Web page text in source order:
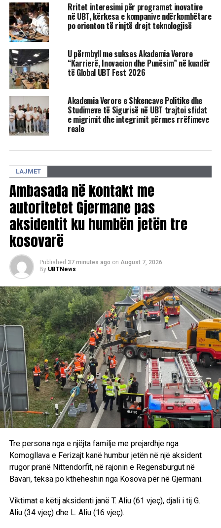
mësimor. Përmes angazhimit në projekte kërkimore dhe
publikimeve në revista të njohura ndërkombëtare,
studentët e UBT-së kanë mundësinë të kontribuojnë në
shkencor global.
Publikimi në një revistë të indeksuar në Scopus konfirmon
standardet e larta akademike të punimit dhe rëndësinë e
bashkëpunimit ndërmjet studentëve dhe profesorëve në
zhvillimin e kërkimit shkencor.
UP NEXT
Haxhiu: Kosovës duhet t’i hapet rruga drejt negociatave
për anëtarësim në BE
DON'T MISS
Profesoresha e UBT-së, Miranda Sejdiu Abazi, publikon
studime shkencore mbi ortodoncinë dhe inteligjencën
artificiale në revista ndërkombëtare
Rritet interesimi për programet inovative
në UBT, kërkesa e kompanive ndërkombëtare
po orienton të rinjtë drejt teknologjisë
U përmbyll me sukses Akademia Verore
“Karrierë, Inovacion dhe Punësim” në kuadër
të Global UBT Fest 2026
Akademia Verore e Shkencave Politike dhe
Studimeve të Sigurisë në UBT trajtoi sfidat
e migrimit dhe integrimit përmes rrëfimeve
reale
LAJMET
Ambasada në kontakt me
autoritetet Gjermane pas
aksidentit ku humbën jetën tre
kosovarë
Published 37 minutes ago on August 7, 2026
By UBTNews
Tre persona nga e njëjta familje me prejardhje nga
Komogllava e Ferizajt kanë humbur jetën në një aksident
rrugor pranë Nittendorfit, në rajonin e Regensburgut në
Bavari, teksa po ktheheshin nga Kosova për në Gjermani.
Viktimat e këtij aksidenti janë T. Aliu (61 vjeç), djali i tij G.
Aliu (34 vjeç) dhe L. Aliu (16 vjeç).